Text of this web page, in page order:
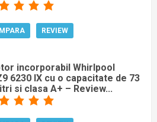
REVIEW
incorporabil Whirlpool
6230 IX cu o capacitate de 73
si clasa A+ – Review...